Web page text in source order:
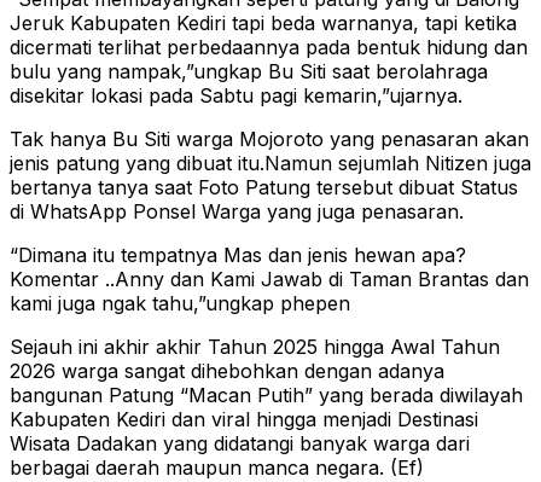
Jeruk Kabupaten Kediri tapi beda warnanya, tapi ketika
dicermati terlihat perbedaannya pada bentuk hidung dan
bulu yang nampak,”ungkap Bu Siti saat berolahraga
disekitar lokasi pada Sabtu pagi kemarin,”ujarnya.
Tak hanya Bu Siti warga Mojoroto yang penasaran akan
jenis patung yang dibuat itu.Namun sejumlah Nitizen juga
bertanya tanya saat Foto Patung tersebut dibuat Status
di WhatsApp Ponsel Warga yang juga penasaran.
“Dimana itu tempatnya Mas dan jenis hewan apa?
Komentar ..Anny dan Kami Jawab di Taman Brantas dan
kami juga ngak tahu,”ungkap phepen
Sejauh ini akhir akhir Tahun 2025 hingga Awal Tahun
2026 warga sangat dihebohkan dengan adanya
bangunan Patung “Macan Putih” yang berada diwilayah
Kabupaten Kediri dan viral hingga menjadi Destinasi
Wisata Dadakan yang didatangi banyak warga dari
berbagai daerah maupun manca negara. (Ef)